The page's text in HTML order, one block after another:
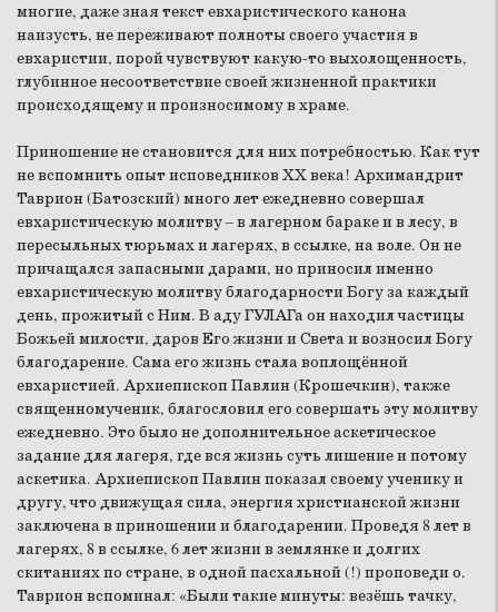
многие, даже зная текст евхаристического канона
наизусть, не переживают полноты своего участия в
евхаристии, порой чувствуют какую-то выхолощенность,
глубинное несоответствие своей жизненной практики
происходящему и произносимому в храме.
Приношение не становится для них потребностью. Как тут
не вспомнить опыт исповедников ХХ века! Архимандрит
Таврион (Батозский) много лет ежедневно совершал
евхаристическую молитву – в лагерном бараке и в лесу, в
пересыльных тюрьмах и лагерях, в ссылке, на воле. Он не
причащался запасными дарами, но приносил именно
евхаристическую молитву благодарности Богу за каждый
день, прожитый с Ним. В аду ГУЛАГа он находил частицы
Божьей милости, даров Его жизни и Света и возносил Богу
благодарение. Сама его жизнь стала воплощённой
евхаристией. Архиепископ Павлин (Крошечкин), также
священномученик, благословил его совершать эту молитву
ежедневно. Это было не дополнительное аскетическое
задание для лагеря, где вся жизнь суть лишение и потому
аскетика. Архиепископ Павлин показал своему ученику и
другу, что движущая сила, энергия христианской жизни
заключена в приношении и благодарении. Проведя 8 лет в
лагерях, 8 в ссылке, 6 лет жизни в землянке и долгих
скитаниях по стране, в одной пасхальной (!) проповеди о.
Таврион вспоминал: «Были такие минуты: везёшь тачку,